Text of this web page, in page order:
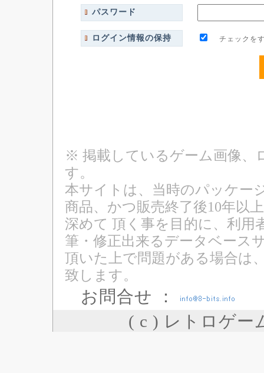
パスワード
ログイン情報の保持 チェックをす
※ 掲載しているゲーム画像、
す。
本サイトは、当時のパッケー
商品、かつ販売終了後10年以
深めて 頂く事を目的に、利用
筆・修正出来るデータベース
頂いた上で問題がある場合は
致します。
お問合せ ：
( c ) レトロゲー